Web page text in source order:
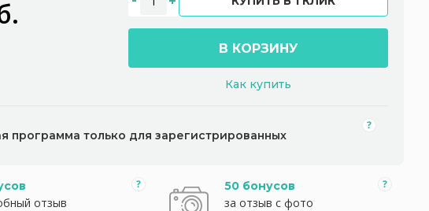
В КОРЗИНУ
Как купить
программа только для зарегистрированных
отзыв
50 бонусов
за отзыв с фото